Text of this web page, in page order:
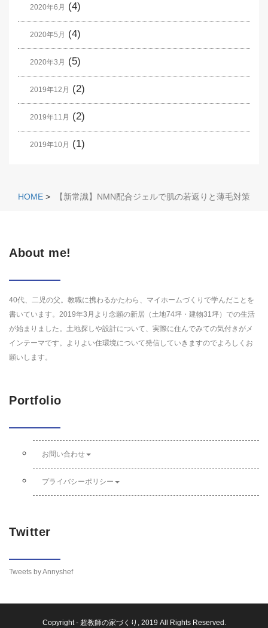
2020年6月 (4)
2020年5月 (4)
2020年3月 (5)
2019年12月 (2)
2019年11月 (2)
2019年10月 (1)
HOME > 【新常識】NMN配合ジェルで肌の若返りと薄毛対策
About me!
40代、二児の父。教職に携わるかたわら、マイホームづくりで学んだことを
書いています。2019年3月より念願の新居（土地74坪・建物31坪）での生活
が始まりました。土地探しや設計について、実際に住んでみての気付きがメ
インテーマです。よりよい住環境について発信していきますのでよろしくお
願いします。
Portfolio
お問い合わせ
プライバシーポリシー
Twitter
Tweets by Annyshef
Copyright - 超教師の家づくり , 2019 All Rights Reserved.